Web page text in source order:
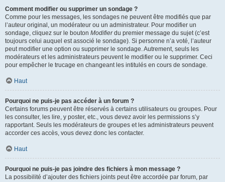
Comment modifier ou supprimer un sondage ?
Comme pour les messages, les sondages ne peuvent être modifiés que par
l’auteur original, un modérateur ou un administrateur. Pour modifier un
sondage, cliquez sur le bouton Modifierdu premier message du sujet (c’est
toujours celui auquel est associé le sondage). Si personne n’a voté, l’auteur
peut modifier une option ou supprimer le sondage. Autrement, seuls les
modérateurs et les administrateurs peuvent le modifier ou le supprimer. Ceci
pour empêcher le trucage en changeant les intitulés en cours de sondage.
Haut
Pourquoi ne puis-je pas accéder à un forum ?
Certains forums peuvent être réservés à certains utilisateurs ou groupes. Pour
les consulter, les lire, y poster, etc., vous devez avoir les permissions s’y
rapportant. Seuls les modérateurs de groupes et les administrateurs peuvent
accorder ces accès, vous devez donc les contacter.
Haut
Pourquoi ne puis-je pas joindre des fichiers à mon message ?
La possibilité d’ajouter des fichiers joints peut être accordée par forum, par